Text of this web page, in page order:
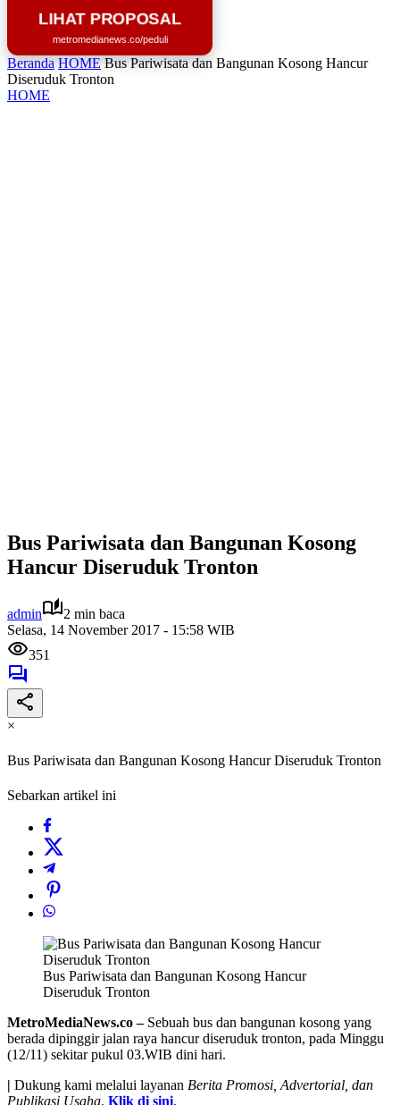
LIHAT PROPOSAL
metromedianews.co/peduli
Beranda HOME Bus Pariwisata dan Bangunan Kosong Hancur
Diseruduk Tronton
HOME
Bus Pariwisata dan Bangunan Kosong
Hancur Diseruduk Tronton
admin
2 min baca
Selasa, 14 November 2017 - 15:58 WIB
351
×
Bus Pariwisata dan Bangunan Kosong Hancur Diseruduk Tronton
Sebarkan artikel ini
Bus Pariwisata dan Bangunan Kosong Hancur
Diseruduk Tronton
MetroMediaNews.co –Sebuah bus dan bangunan kosong yang
berada dipinggir jalan raya hancur diseruduk tronton, pada Minggu
(12/11) sekitar pukul 03.WIB dini hari.
| Dukung kami melalui layanan Berita Promosi, Advertorial, dan
Publikasi Usaha. Klik di sini.